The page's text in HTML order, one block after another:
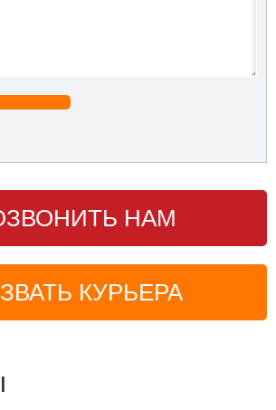
НАМ
КУРЬЕРА